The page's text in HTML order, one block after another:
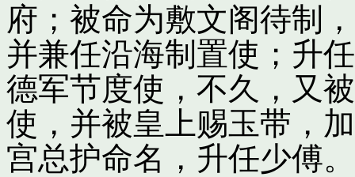
府；被命为敷文阁待制
并兼任沿海制置使；升
德军节度使，不久，又
使，并被皇上赐玉带，
宫总护命名，升任少傅